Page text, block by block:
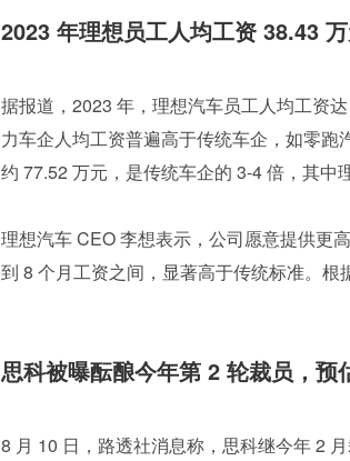
2023 年理想员工人均工资 38.43
据报道，2023 年，理想汽车员工人均工资
力车企人均工资普遍高于传统车企，如零
约 77.52 万元，是传统车企的 3-4 倍，其中
理想汽车 CEO 李想表示，公司愿意提供更
到 8 个月工资之间，显著高于传统标准。根
思科被曝酝酿今年第 2 轮裁员，预
8 月 10 日，路透社消息称，思科继今年 2